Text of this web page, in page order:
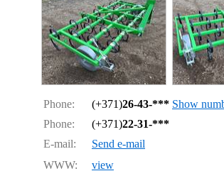
Phone: (+371)26-43-*** Show
Phone: (+371)22-31-***
E-mail: Send e-mail
WWW:
view